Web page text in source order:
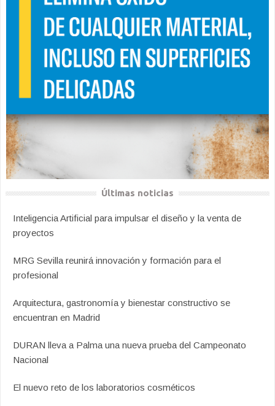
Últimas noticias
Inteligencia Artificial para impulsar el diseño y la venta de
proyectos
MRG Sevilla reunirá innovación y formación para el
profesional
Arquitectura, gastronomía y bienestar constructivo se
encuentran en Madrid
DURAN lleva a Palma una nueva prueba del Campeonato
Nacional
El nuevo reto de los laboratorios cosméticos